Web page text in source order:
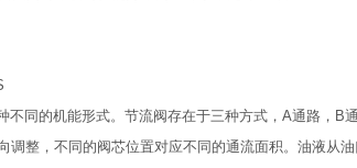
同的机能形式。节流阀存在于三种方式，A通路，B
整，不同的阀芯位置对应不同的通流面积。油液从